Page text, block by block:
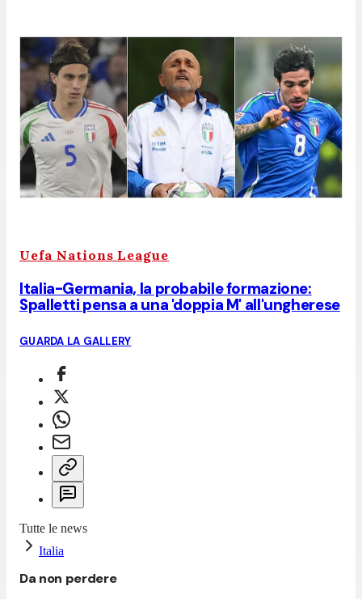
Uefa Nations League
Italia-Germania, la probabile formazione:
Spalletti pensa a una 'doppia M' all'ungherese
GUARDA LA GALLERY
Tutte le news
Italia
Da non perdere